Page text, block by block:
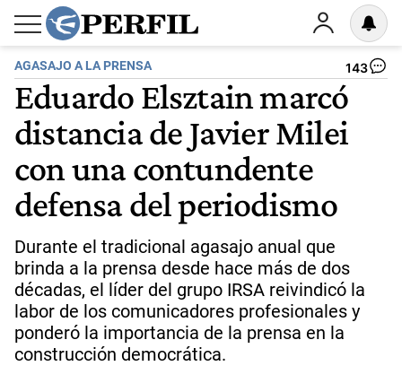
AGASAJO A LA PRENSA 143
Eduardo Elsztain marcó
distancia de Javier Milei
con una contundente
defensa del periodismo
Durante el tradicional agasajo anual que
brinda a la prensa desde hace más de dos
décadas, el líder del grupo IRSA reivindicó la
labor de los comunicadores profesionales y
ponderó la importancia de la prensa en la
construcción democrática.